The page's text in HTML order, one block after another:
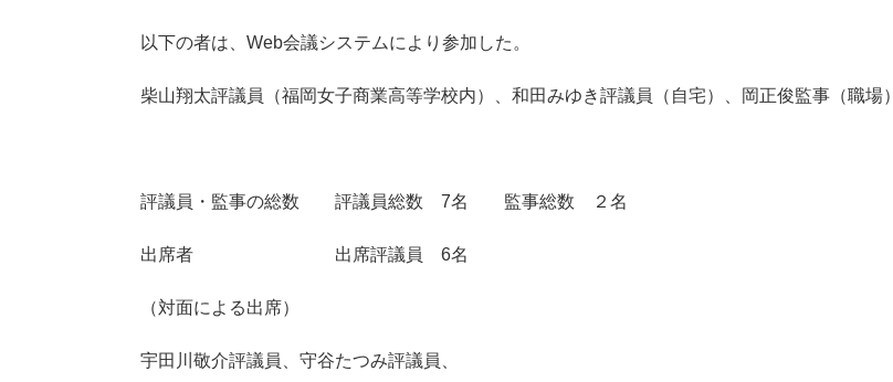
以下の者は、Web会議システムにより参加した。
柴山翔太評議員（福岡女子商業高等学校内）、和田みゆき評議員（自宅）、岡正俊監事（職場）
評議員・監事の総数 評議員総数 7名 監事総数 ２名
出席者 出席評議員 6名
（対面による出席）
宇田川敬介評議員、守谷たつみ評議員、